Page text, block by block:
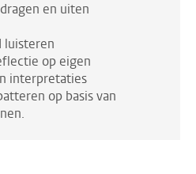
en uiten
luisteren
op eigen
interpretaties
op basis van